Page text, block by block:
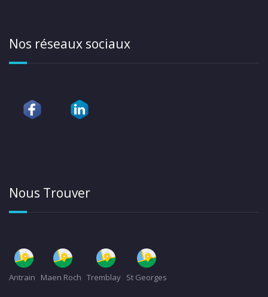
Nos réseaux sociaux
Nous Trouver
Antrain Maen Roch Tremblay St Georges